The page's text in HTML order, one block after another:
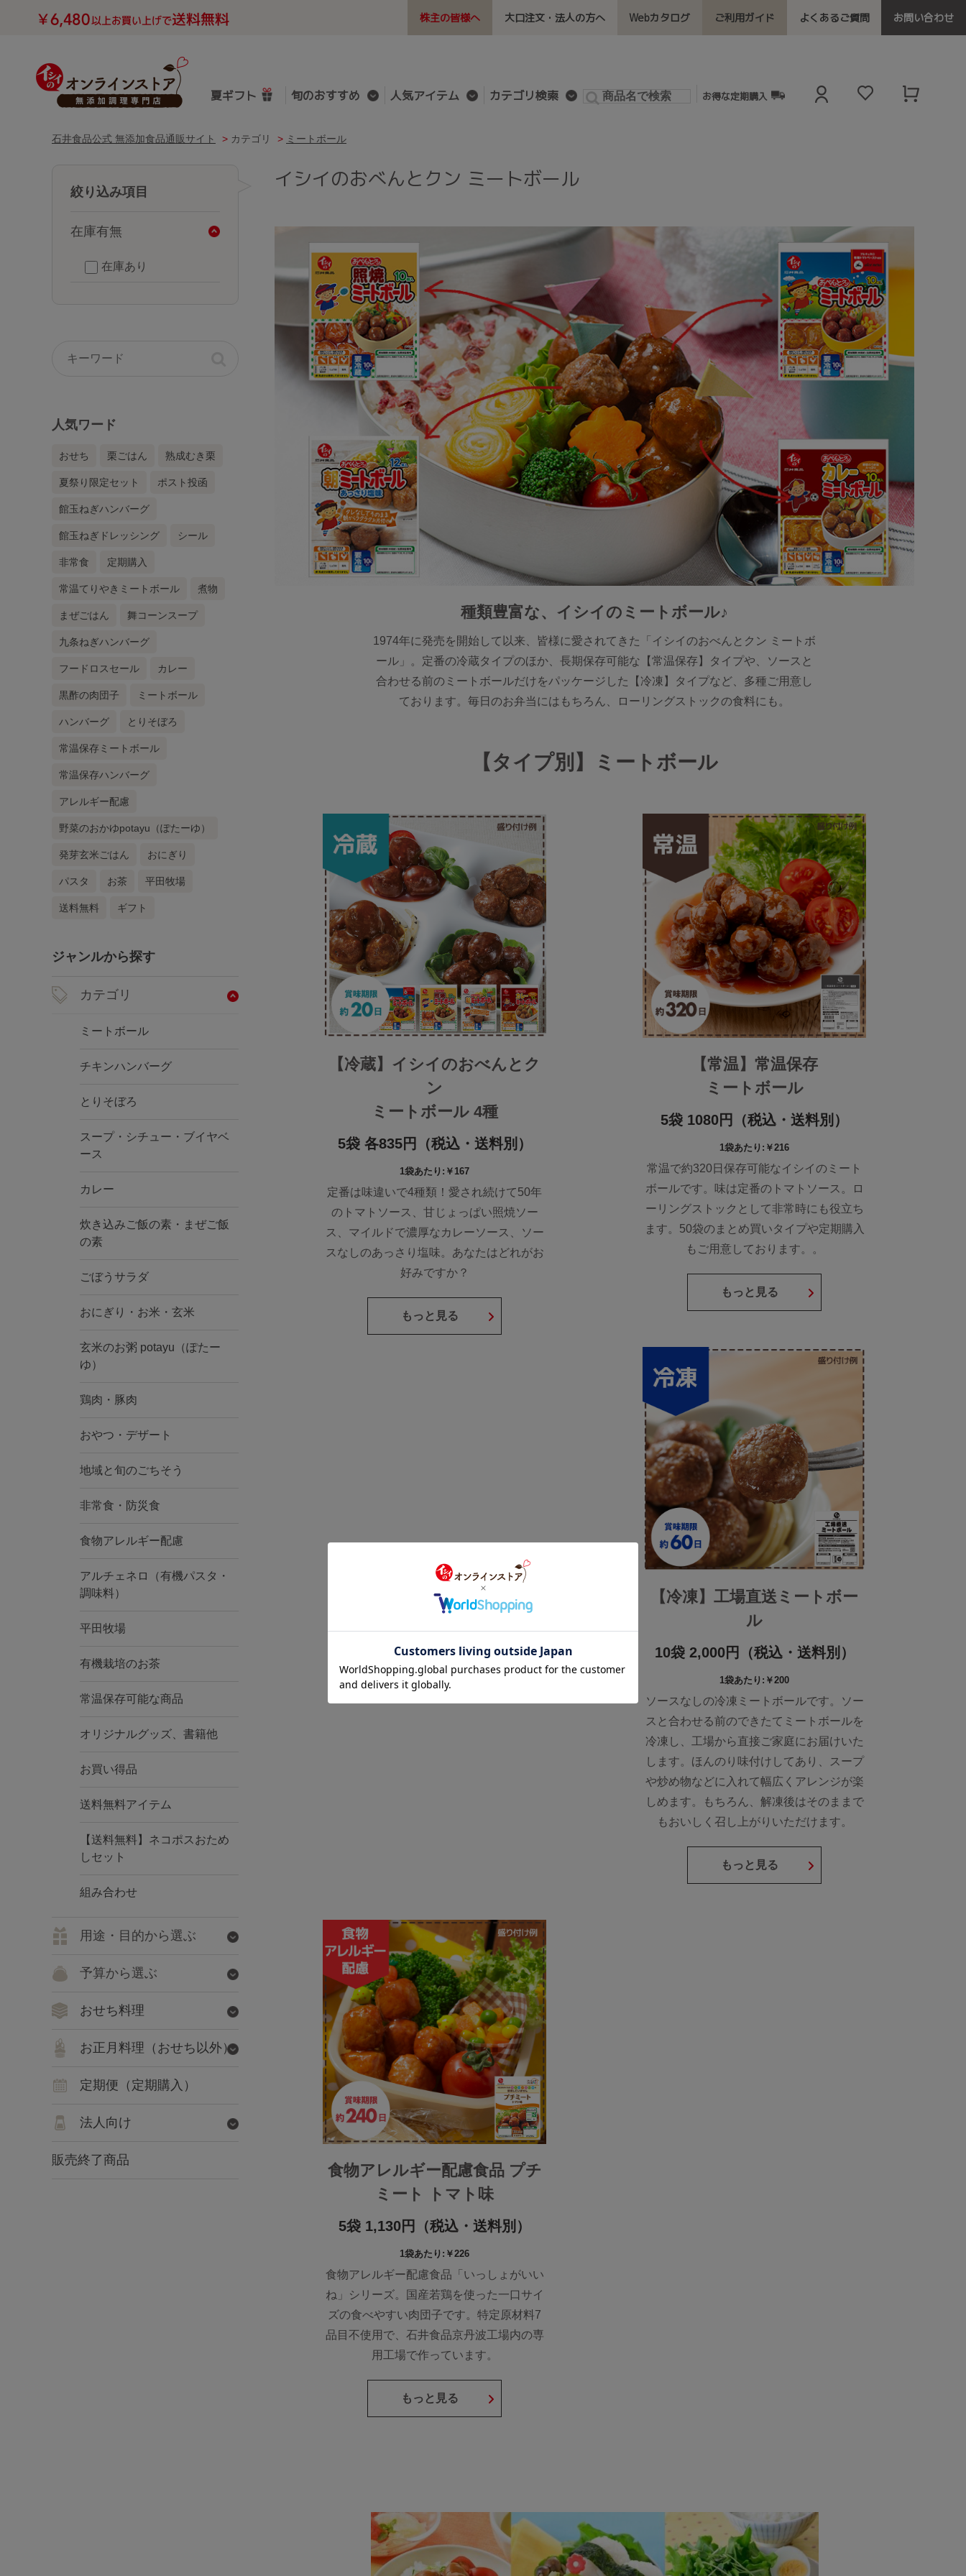
株主の皆様へ 大口注文・法人の方へ Webカタログ ご利用ガイド よくあるご質問 お問い合わせ
夏ギフト 旬のおすすめ 人気アイテム カテゴリ検索 お得な定期購入
石井食品公式 無添加食品通販サイト > カテゴリ > ミートボール
絞り込み項目
在庫有無
在庫あり
人気ワード
おせち 栗ごはん 熟成むき栗
夏祭り限定セット ポスト投函
館玉ねぎハンバーグ
館玉ねぎドレッシング シール
非常食 定期購入
常温てりやきミートボール 煮物
まぜごはん 舞コーンスープ
九条ねぎハンバーグ
フードロスセール カレー
黒酢の肉団子 ミートボール
ハンバーグ とりそぼろ
常温保存ミートボール
常温保存ハンバーグ
アレルギー配慮
野菜のおかゆpotayu（ぽたーゆ）
発芽玄米ごはん おにぎり
パスタ お茶 平田牧場
送料無料 ギフト
ジャンルから探す
カテゴリ
ミートボール
チキンハンバーグ
とりそぼろ
スープ・シチュー・ブイヤベ
ース
カレー
炊き込みご飯の素・まぜご飯
の素
ごぼうサラダ
おにぎり・お米・玄米
玄米のお粥 potayu（ぽたー
ゆ）
鶏肉・豚肉
おやつ・デザート
地域と旬のごちそう
非常食・防災食
食物アレルギー配慮
アルチェネロ（有機パスタ・
調味料）
平田牧場
有機栽培のお茶
常温保存可能な商品
オリジナルグッズ、書籍他
お買い得品
送料無料アイテム
【送料無料】ネコポスおため
しセット
組み合わせ
用途・目的から選ぶ
予算から選ぶ
おせち料理
お正月料理（おせち以外）
定期便（定期購入）
法人向け
販売終了商品
イシイのおべんとクン ミートボール
種類豊富な、イシイのミートボール♪
1974年に発売を開始して以来、皆様に愛されてきた「イシイのおべんとクン ミートボ
ール」。定番の冷蔵タイプのほか、長期保存可能な【常温保存】タイプや、ソースと
合わせる前のミートボールだけをパッケージした【冷凍】タイプなど、多種ご用意し
ております。毎日のお弁当にはもちろん、ローリングストックの食料にも。
【タイプ別】ミートボール
【冷蔵】イシイのおべんとク
ン
ミートボール 4種
5袋 各835円（税込・送料別）
1袋あたり:￥167
定番は味違いで4種類！愛され続けて50年
のトマトソース、甘じょっぱい照焼ソー
ス、マイルドで濃厚なカレーソース、ソー
スなしのあっさり塩味。あなたはどれがお
好みですか？
もっと見る
【常温】常温保存
ミートボール
5袋 1080円（税込・送料別）
1袋あたり:￥216
常温で約320日保存可能なイシイのミート
ボールです。味は定番のトマトソース。ロ
ーリングストックとして非常時にも役立ち
ます。50袋のまとめ買いタイプや定期購入
もご用意しております。。
もっと見る
【冷凍】工場直送ミートボー
ル
10袋 2,000円（税込・送料別）
1袋あたり:￥200
ソースなしの冷凍ミートボールです。ソー
スと合わせる前のできたてミートボールを
冷凍し、工場から直接ご家庭にお届けいた
します。ほんのり味付けしてあり、スープ
や炒め物などに入れて幅広くアレンジが楽
しめます。もちろん、解凍後はそのままで
もおいしく召し上がりいただけます。
もっと見る
食物アレルギー配慮食品 プチ
ミート トマト味
5袋 1,130円（税込・送料別）
1袋あたり:￥226
食物アレルギー配慮食品「いっしょがいい
ね」シリーズ。国産若鶏を使った一口サイ
ズの食べやすい肉団子です。特定原材料7
品目不使用で、石井食品京丹波工場内の専
用工場で作っています。
もっと見る